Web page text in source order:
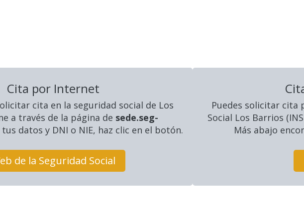
Cita por Internet
cita en la seguridad social de Los
a través de la página de sede.seg-
datos y DNI o NIE, haz clic en el botón.
de la Seguridad Social
Puedes solicitar cita
Social Los Barrios
Más abajo